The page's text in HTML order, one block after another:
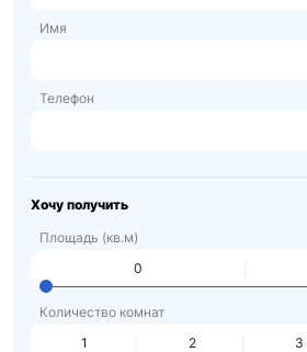
Имя
Телефон
Хочу получить
Площадь (кв.м)
Количество комнат
1
2 3